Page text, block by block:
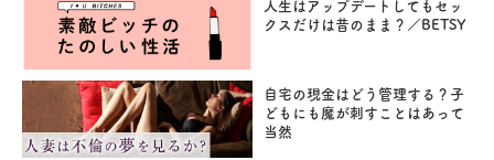
人生はアップデートしてもセッ
クスだけは昔のまま？／BETSY
自宅の現金はどう管理する？子
どもにも魔が刺すことはあって
当然